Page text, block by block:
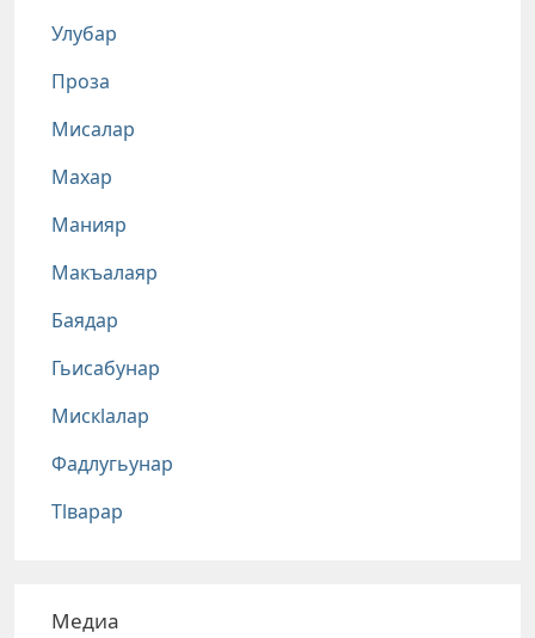
Улубар
Проза
Мисалар
Махар
Манияр
Макъалаяр
Баядар
Гьисабунар
Мискlалар
Фадлугьунар
Тlварар
Медиа